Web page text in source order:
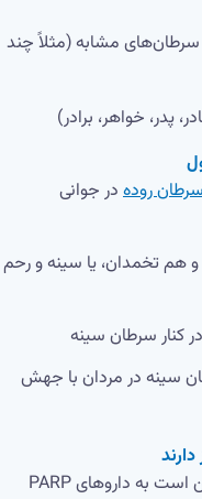
سرطان‌های مشابه (مثلاً چند
پدر، خواهر، برادر)
روده در جوانی
هم تخمدان، یا سینه و رحم
کنار سرطان سینه
سینه در مردان با جهش
مانند بیماران با جهش BRCA که ممکن است به داروهای PARP